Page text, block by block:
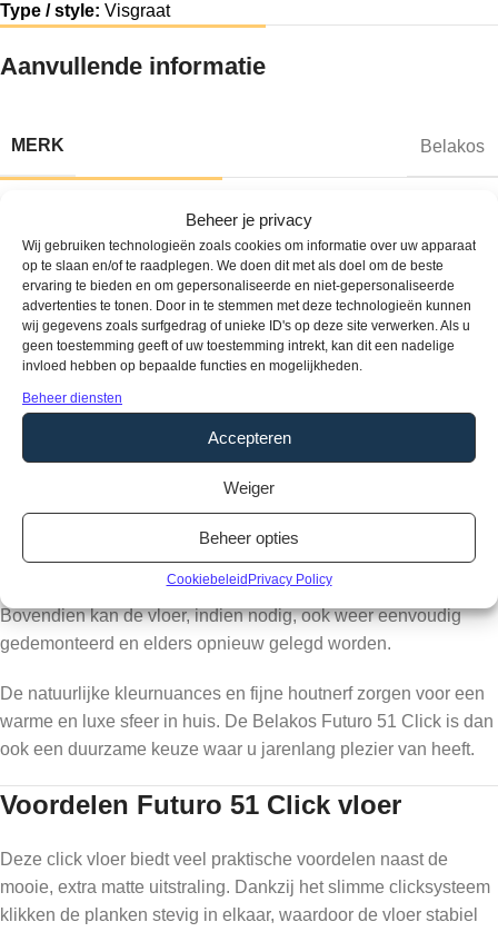
Beheer je privacy
Wij gebruiken technologieën zoals cookies om informatie over uw apparaat
op te slaan en/of te raadplegen. We doen dit met als doel om de beste
ervaring te bieden en om gepersonaliseerde en niet-gepersonaliseerde
advertenties te tonen. Door in te stemmen met deze technologieën kunnen
wij gegevens zoals surfgedrag of unieke ID's op deze site verwerken. Als u
geen toestemming geeft of uw toestemming intrekt, kan dit een nadelige
invloed hebben op bepaalde functies en mogelijkheden.
Beheer diensten
Accepteren
Weiger
Beheer opties
Cookiebeleid Privacy Policy
Type / style: Visgraat
Aanvullende informatie
MERK Belakos
Productomschrijving
Eigenschappen Belakos Futuro 51
Click
De Belakos Futuro 51 Click is een prachtigeextra mattePVC
click vloer met een subtiele en natuurlijke houtlook. Dankzij de
extra matte toplaag oogt de vloer bijzonder realistisch en heeft
Hierdoor past deze vloer moeiteloos in elk interieur, van
Het clicksysteem maakt het mogelijk om de vloer eenvoudig en
snel te leggen, zonder lijm. Dit is ideaal voor renovaties,
huurwoningen of wanneer u de vloer zelf wilt plaatsen.
Bovendien kan de vloer, indien nodig, ook weer eenvoudig
gedemonteerd en elders opnieuw gelegd worden.
De natuurlijke kleurnuances en fijne houtnerf zorgen voor een
warme en luxe sfeer in huis. De Belakos Futuro 51 Click is dan
ook een duurzame keuze waar u jarenlang plezier van heeft.
Voordelen Futuro 51 Click vloer
Deze click vloer biedt veel praktische voordelen naast de
mooie, extra matte uitstraling. Dankzij het slimme clicksysteem
klikken de planken stevig in elkaar, waardoor de vloer stabiel